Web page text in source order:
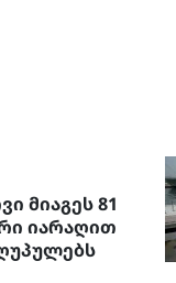
მიაგეს 81
იარაღით